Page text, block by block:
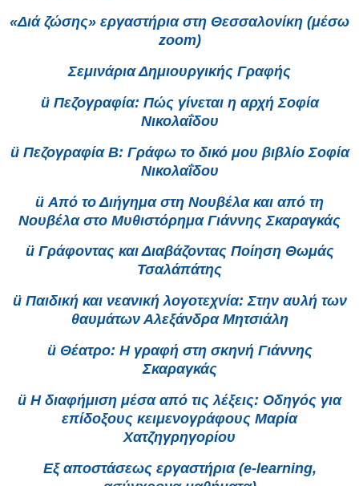
«Διά ζώσης» εργαστήρια στη Θεσσαλονίκη (μέσω
zoom)
Σεμινάρια Δημιουργικής Γραφής
ü Πεζογραφία: Πώς γίνεται η αρχή Σοφία
Νικολαΐδου
ü Πεζογραφία Β: Γράφω το δικό μου βιβλίο Σοφία
Νικολαΐδου
ü Από το Διήγημα στη Νουβέλα και από τη
Νουβέλα στο Μυθιστόρημα Γιάννης Σκαραγκάς
ü Γράφοντας και Διαβάζοντας Ποίηση Θωμάς
Τσαλάπάτης
ü Παιδική και νεανική λογοτεχνία: Στην αυλή των
θαυμάτων Αλεξάνδρα Μητσιάλη
ü Θέατρο: Η γραφή στη σκηνή Γιάννης
Σκαραγκάς
ü Η διαφήμιση μέσα από τις λέξεις: Οδηγός για
επίδοξους κειμενογράφους Μαρία
Χατζηγρηγορίου
Εξ αποστάσεως εργαστήρια (e-learning,